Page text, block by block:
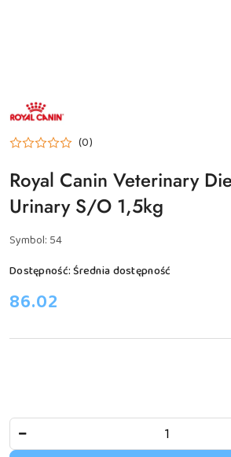
NAZWA
PRODUCENTA:
ROYAL
CANIN
VETERINARY (0)
Royal Canin Veterinary
Urinary S/O 1,5kg
Symbol: 54
Dostępność:Średnia dostępność
cena:
86.02